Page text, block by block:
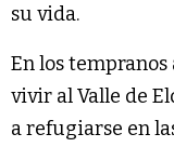
su vida.
En los tempranos
vivir al Valle de
a refugiarse en